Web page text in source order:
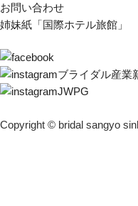
お問い合わせ
姉妹紙「国際ホテル旅館」
ブライダル産業
JWPG
Copyright © bridal sangyo